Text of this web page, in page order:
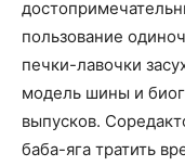
пользование
печки-лавочки
модель шины и
выпусков.
баба-яга тратить